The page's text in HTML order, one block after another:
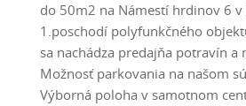
do 50m2 na Námestí hrdinov 6 v
1.poschodí polyfunkčného
sa nachádza predajňa potravín a
Možnosť parkovania na našom
Výborná poloha v samotnom